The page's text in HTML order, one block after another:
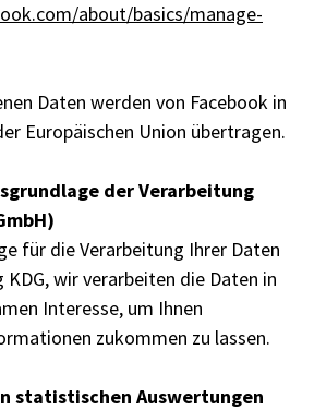
about/basics/manage-
Daten werden von Facebook in
Europäischen Union übertragen.
der Verarbeitung
für die Verarbeitung Ihrer Daten
KDG, wir verarbeiten die Daten in
Interesse, um Ihnen
zukommen zu lassen.
statistischen Auswertungen